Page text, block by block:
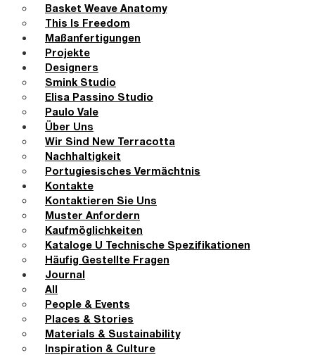
Basket Weave Anatomy
This Is Freedom
Maßanfertigungen
Projekte
Designers
Smink Studio
Elisa Passino Studio
Paulo Vale
Über Uns
Wir Sind New Terracotta
Nachhaltigkeit
Portugiesisches Vermächtnis
Kontakte
Kontaktieren Sie Uns
Muster Anfordern
Kaufmöglichkeiten
Kataloge U Technische Spezifikationen
Häufig Gestellte Fragen
Journal
All
People & Events
Places & Stories
Materials & Sustainability
Inspiration & Culture